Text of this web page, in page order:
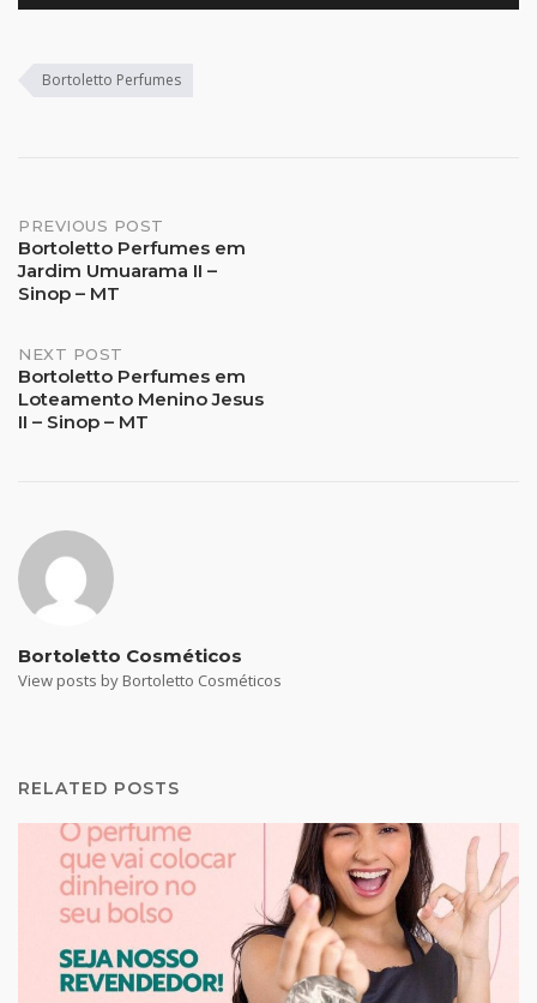
Bortoletto Perfumes
Post
navigation
PREVIOUS POST
Bortoletto Perfumes em
Jardim Umuarama II –
Sinop – MT
NEXT POST
Bortoletto Perfumes em
Loteamento Menino Jesus
II – Sinop – MT
Bortoletto Cosméticos
View posts by Bortoletto Cosméticos
RELATED POSTS